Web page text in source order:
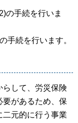
の手続を行いま
手続を行います。
らして、労災保険
要があるため、保
二元的に行う事業